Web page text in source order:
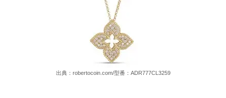
出典：robertocoin.com/型番：ADR777CL3259